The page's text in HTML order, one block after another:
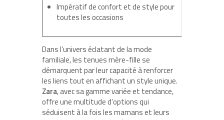
Impératif de confort et de style pour
toutes les occasions
Dans l’univers éclatant de la mode
familiale, les tenues mère-fille se
démarquent par leur capacité à renforcer
les liens tout en affichant un style unique.
Zara, avec sa gamme variée et tendance,
offre une multitude d’options qui
séduisent à la fois les mamans et leurs